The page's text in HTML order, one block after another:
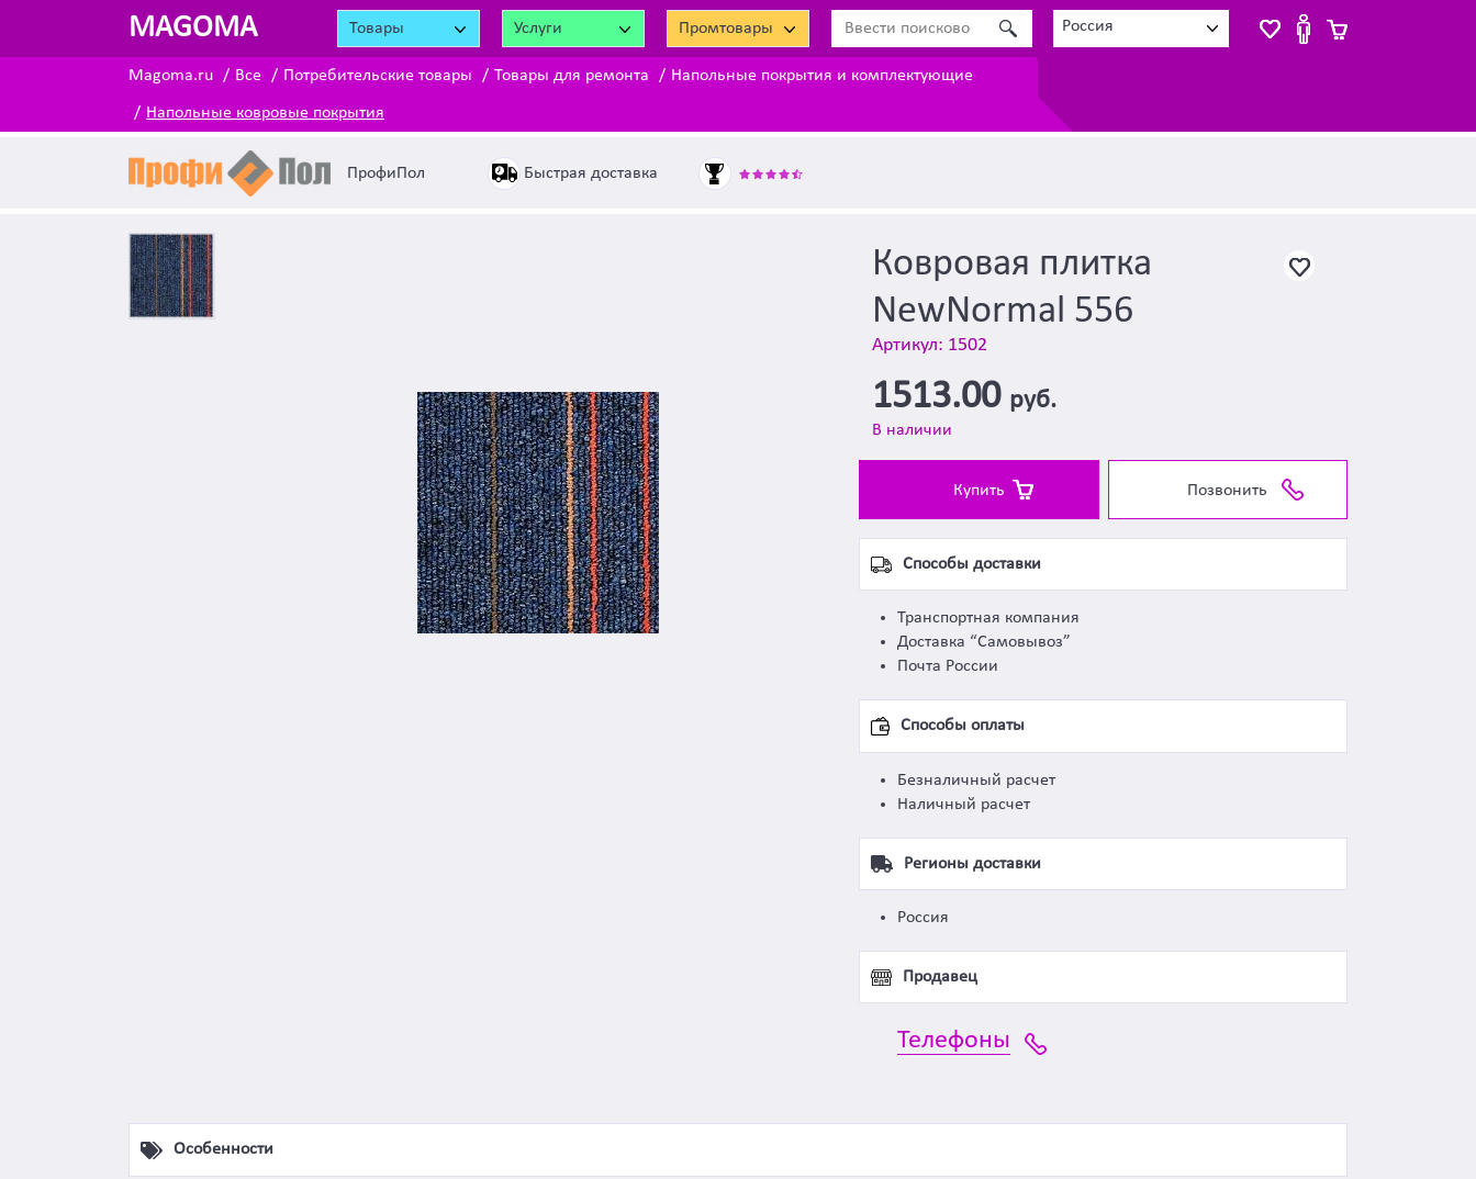
MAGOMA Товары Услуги Промтовары Россия
Magoma.ru Все Потребительские товары Товары для ремонта Напольные покрытия и комплектующие
Напольные ковровые покрытия
ПрофиПол Быстрая доставка
Ковровая плитка
NewNormal 556
Артикул: 1502
1513.00 руб.
В наличии
Купить Позвонить
Способы доставки
Транспортная компания
Доставка “Самовывоз”
Почта России
Способы оплаты
Безналичный расчет
Наличный расчет
Регионы доставки
Россия
Продавец
Телефоны
Особенности